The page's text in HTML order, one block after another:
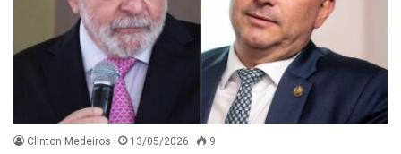
Clinton Medeiros 13/05/2026 9